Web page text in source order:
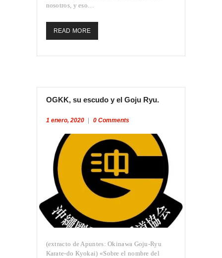
nosotros, y eso…
READ MORE
OGKK, su escudo y el Goju Ryu.
1 enero, 2020 0 Comments
(extracto de Apuntes: Okinawa Goju-Ryu
Karate-do Kyokai) «Sobre el nombre del